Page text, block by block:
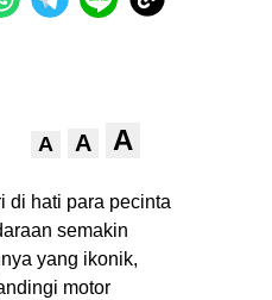
A A A
di hati para pecinta
semakin
yang ikonik,
motor